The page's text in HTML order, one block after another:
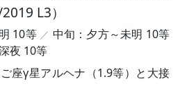
L3）
10等
中旬：夕方～未明 10等
夜 10等
座γ星アルヘナ（1.9等）と大接